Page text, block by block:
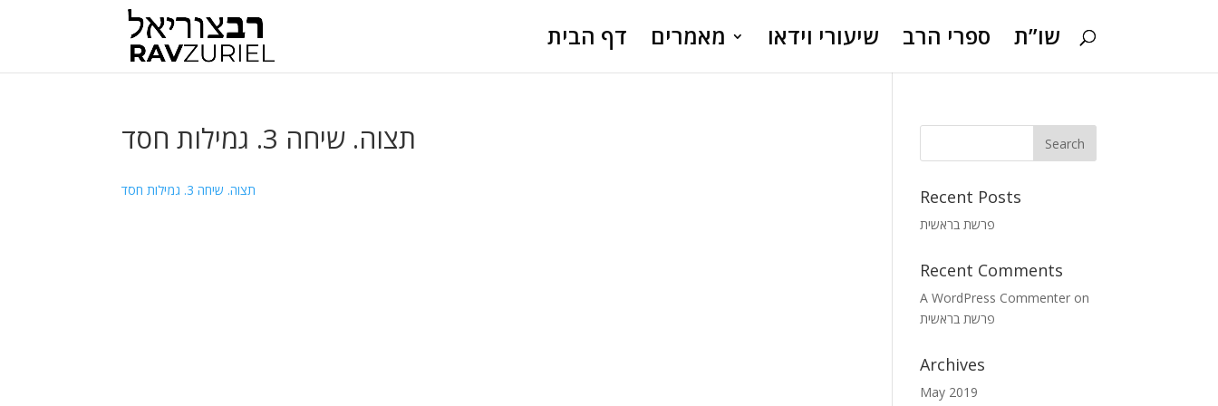
דף הבית מאמרים שיעורי וידאו ספרי הרב שו”ת
תצוה. שיחה 3. גמילות חסד
תצוה. שיחה 3. גמילות חסד Recent Posts
פרשת בראשית
Recent Comments
A WordPress Commenter on
פרשת בראשית
Archives
May 2019